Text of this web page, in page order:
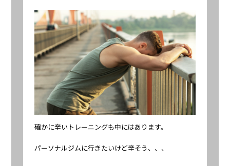
確かに辛いトレーニングも中にはあります。
パーソナルジムに行きたいけど辛そう、、、